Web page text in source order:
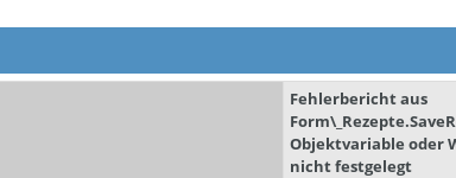
Fehlerbericht aus
Objektvariable oder
nicht festgelegt